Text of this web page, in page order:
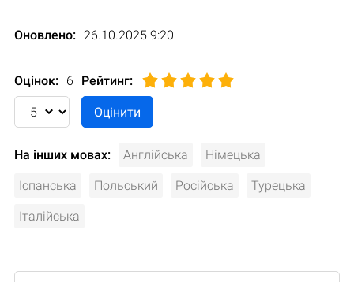
Оновлено: 26.10.2025 9:20
Оцінок: 6 Рейтинг:
На інших мовах: Англійська Німецька
Іспанська Польський Російська Турецька
Італійська